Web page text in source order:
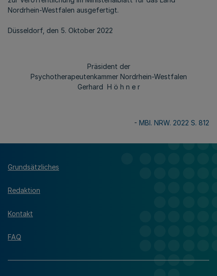
Nordrhein-Westfalen ausgefertigt.
Düsseldorf, den 5. Oktober 2022
Präsident der
Psychotherapeutenkammer Nordrhein-Westfalen
Gerhard H ö h n e r
- MBl. NRW. 2022 S. 812
Grundsätzliches
Redaktion
Kontakt
FAQ